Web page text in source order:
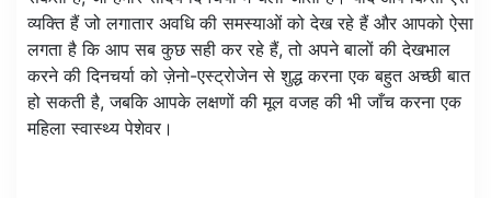
व्यक्ति हैं जो लगातार अवधि की समस्याओं को देख रहे हैं और आपको ऐसा
लगता है कि आप सब कुछ सही कर रहे हैं, तो अपने बालों की देखभाल
करने की दिनचर्या को ज़ेनो-एस्ट्रोजेन से शुद्ध करना एक बहुत अच्छी बात
हो सकती है, जबकि आपके लक्षणों की मूल वजह की भी जाँच करना एक
महिला स्वास्थ्य पेशेवर।